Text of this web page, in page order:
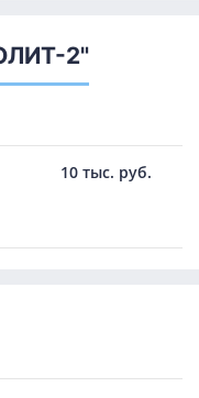
2"
10 тыс. руб.